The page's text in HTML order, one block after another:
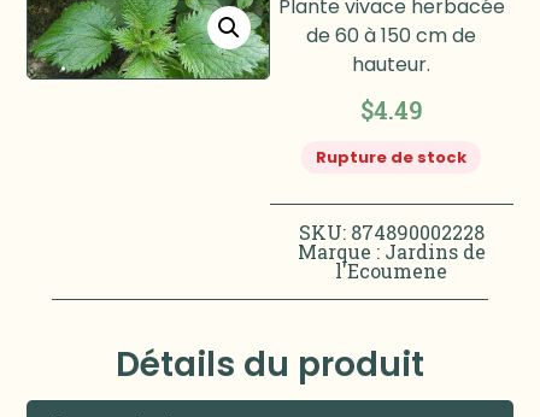
Plante vivace herbacée
de 60 à 150 cm de
hauteur.
$4.49
Rupture de stock
SKU: 874890002228
Marque : Jardins de
l'Ecoumene
Détails du produit